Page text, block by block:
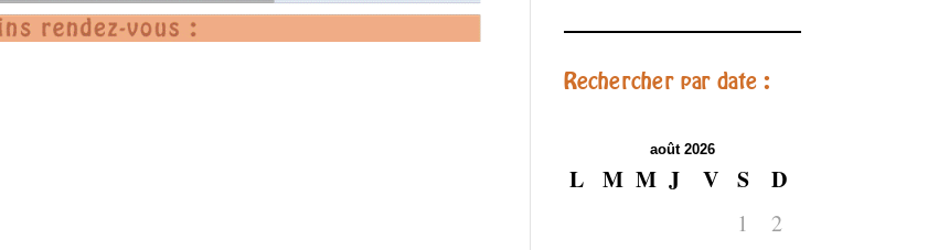
Rechercher par date :
août 2026
L M M J V S D
1
2